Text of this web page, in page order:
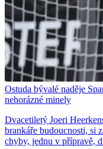
Ostuda bývalé naděje
nehorázné minely
Dvacetiletý Joeri
brankáře budoucnosti, si
chyby, jednu v přípravě,